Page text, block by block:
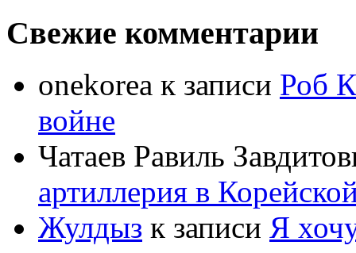
Свежие комментарии
onekorea к записи Роб
войне
Чатаев Равиль
артиллерия в
Жулдыз к записи Я